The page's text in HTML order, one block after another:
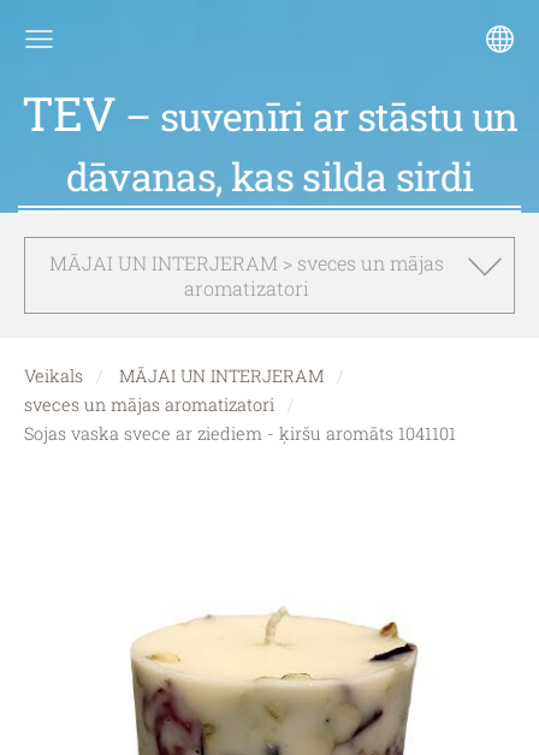
TEV – suvenīri ar stāstu un
dāvanas, kas silda sirdi
MĀJAI UN INTERJERAM > sveces un mājas
aromatizatori
Veikals
MĀJAI UN INTERJERAM
sveces un mājas aromatizatori
Sojas vaska svece ar ziediem - ķiršu aromāts 1041101